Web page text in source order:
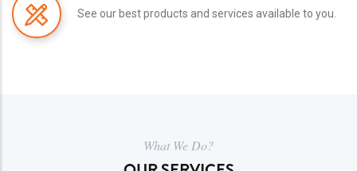
See our best products and services available to you.
What We Do?